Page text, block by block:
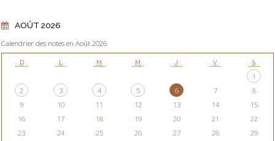
AOÛT 2026
Calendrier des notes en Août 2026
D L M M J V S
1
2
3 4 5 6 7
8
9
10 11 12 13 14
15
16
17 18 19 20 21
22
23
24 25 26 27 28
29